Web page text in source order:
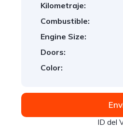
Kilometraje:
Combustible:
Engine Size:
Doors:
Color:
ID del